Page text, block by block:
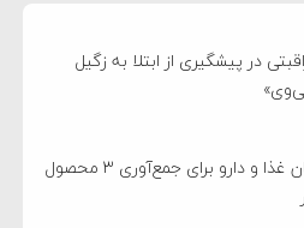
در پیشگیری از ابتلا به زگیل
دستور سازمان غذا و دارو برای جمع‌آوری ۳ محصول